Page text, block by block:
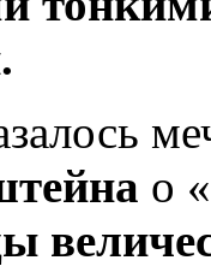
о